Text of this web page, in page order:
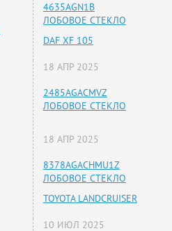
4635AGN1B
ЛОБОВОЕ СТЕКЛО
DAF XF 105
18 АПР 2025
2485AGACMVZ
ЛОБОВОЕ СТЕКЛО
18 АПР 2025
8378AGACHMU1Z
ЛОБОВОЕ СТЕКЛО
TOYOTA LANDCRUISER
10 ИЮЛ 2025